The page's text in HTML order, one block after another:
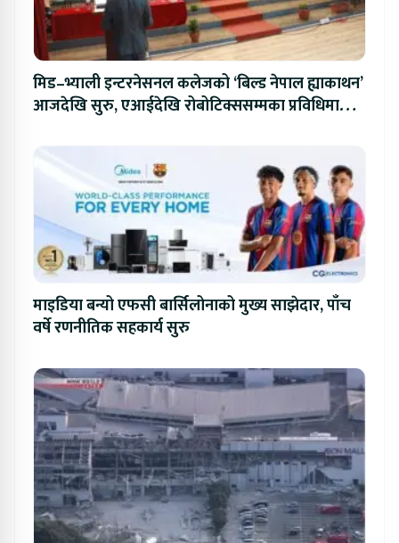
मिड–भ्याली इन्टरनेसनल कलेजको ‘बिल्ड नेपाल ह्याकाथन’
आजदेखि सुरु, एआईदेखि रोबोटिक्ससम्मका प्रविधिमा
माइडिया बन्यो एफसी बार्सिलोनाको मुख्य साझेदार, पाँच
वर्षे रणनीतिक सहकार्य सुरु